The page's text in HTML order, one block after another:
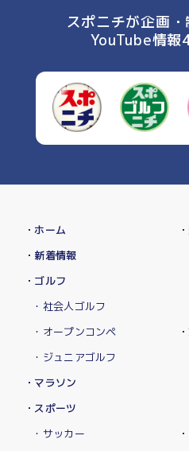
スポニチが企画
YouTube情報
・ホーム
・新着情報
・ゴルフ
・社会人ゴルフ
・オープンコンペ
・ジュニアゴルフ
・マラソン
・スポーツ
・サッカー